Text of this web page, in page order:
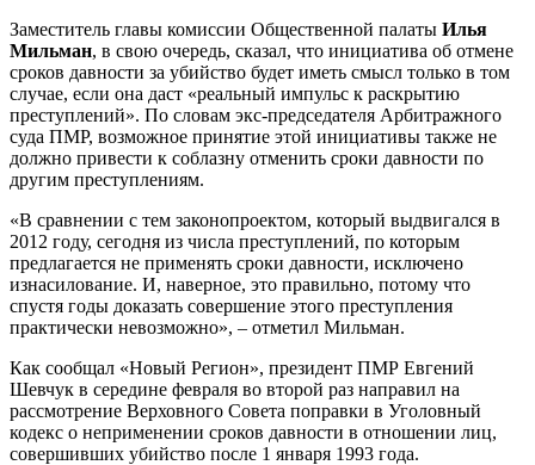
Заместитель главы комиссии Общественной палаты Илья
Мильман, в свою очередь, сказал, что инициатива об отмене
сроков давности за убийство будет иметь смысл только в том
случае, если она даст «реальный импульс к раскрытию
преступлений». По словам экс-председателя Арбитражного
суда ПМР, возможное принятие этой инициативы также не
должно привести к соблазну отменить сроки давности по
другим преступлениям.
«В сравнении с тем законопроектом, который выдвигался в
2012 году, сегодня из числа преступлений, по которым
предлагается не применять сроки давности, исключено
изнасилование. И, наверное, это правильно, потому что
спустя годы доказать совершение этого преступления
практически невозможно», – отметил Мильман.
Как сообщал «Новый Регион», президент ПМР Евгений
Шевчук в середине февраля во второй раз направил на
рассмотрение Верховного Совета поправки в Уголовный
кодекс о неприменении сроков давности в отношении лиц,
совершивших убийство после 1 января 1993 года.